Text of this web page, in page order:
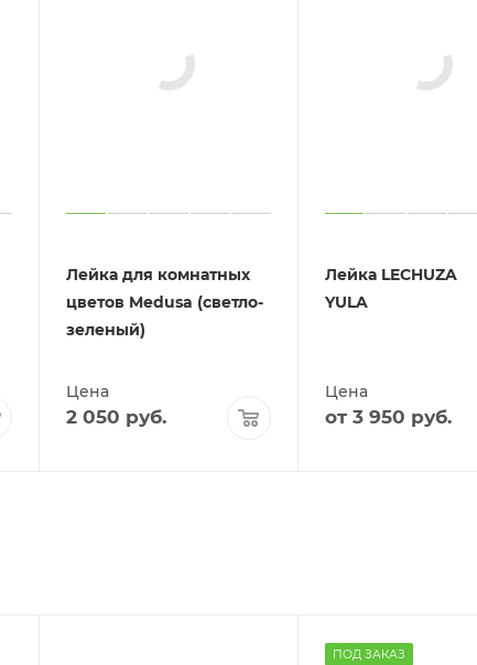
Лейка для комнатных
цветов Medusa (светло-
зеленый)
Цена
2 050 руб.
Лейка LECHUZA
YULA
Цена
от 3 950 руб.
ПОД ЗАКАЗ